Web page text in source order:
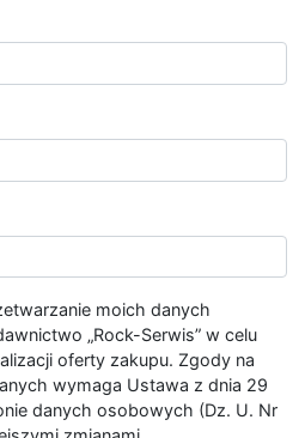
moich danych
„Rock-Serwis” w celu
oferty zakupu. Zgody na
wymaga Ustawa z dnia 29
danych osobowych (Dz. U. Nr